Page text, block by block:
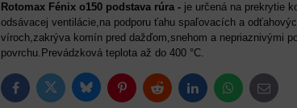
Rotomax Fénix o150 podstava rúra - je určená na prekrytie
odsávacej ventilácie,na podporu ťahu spaľovacích a
víroch,zakrýva komín pred dažďom,snehom a nepriaznivými
povrchu.Prevádzková teplota až do 400 °C.
FacebookTwitter BlueskyPinterestReddit LinkedInWhatsApp
E-
mail